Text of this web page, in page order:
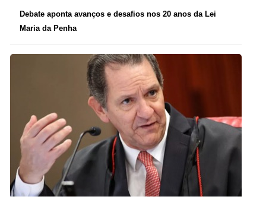
Debate aponta avanços e desafios nos 20 anos da Lei
Maria da Penha